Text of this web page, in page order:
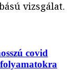
vizsgálat.
covid